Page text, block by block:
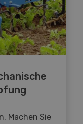
Machen Sie